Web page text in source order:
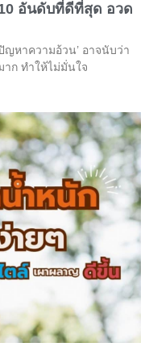
อันดับที่ดีที่สุด อวด
ญหาความอ้วน’ อาจนับว่า
าก ทำให้ไม่มั่นใจ